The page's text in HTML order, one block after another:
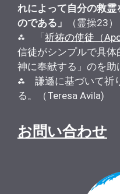
れによって自分の救
のである」
（霊操23）
⁂ 「 祈祷の使徒（
信徒がシンプルで具
神に奉献する」のを助
⁂ 謙遜に基づいて祈
る。（Teresa Avila)
お問い合わせ